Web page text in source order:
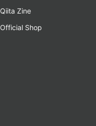
Qiita Zine
Official Shop